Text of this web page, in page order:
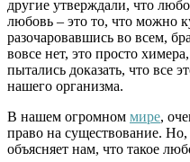
другие утверждали, что
любовь – это то, что можно
разочаровавшись во всем,
вовсе нет, это просто
пытались доказать, что все
нашего организма.
В нашем огромном мире,
право на существование.
объясняет нам, что такое